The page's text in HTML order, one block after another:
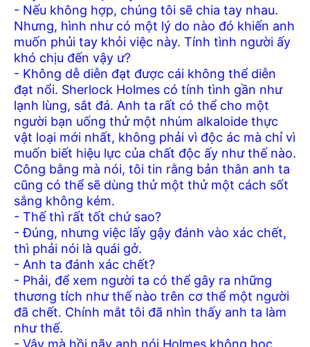
- Nếu không hợp, chúng tôi sẽ chia tay nhau.
Nhưng, hình như có một lý do nào đó khiến anh
muốn phủi tay khỏi việc này. Tính tình người ấy
khó chịu đến vậy ư?
- Không dễ diễn đạt được cái không thể diễn
đạt nổi. Sherlock Holmes có tính tình gần như
lạnh lùng, sắt đá. Anh ta rất có thể cho một
người bạn uống thử một nhúm alkaloide thực
vật loại mới nhất, không phải vì độc ác mà chỉ vì
muốn biết hiệu lực của chất độc ấy như thế nào.
Công bằng mà nói, tôi tin rằng bản thân anh ta
cũng có thể sẽ dùng thử một thử một cách sốt
sắng không kém.
- Thế thì rất tốt chứ sao?
- Đúng, nhưng việc lấy gậy đánh vào xác chết,
thì phải nói là quái gở.
- Anh ta đánh xác chết?
- Phải, để xem người ta có thể gây ra những
thương tích như thế nào trên cơ thể một người
đã chết. Chính mắt tôi đã nhìn thấy anh ta làm
như thế.
- Vậy mà hồi nãy anh nói Holmes không học